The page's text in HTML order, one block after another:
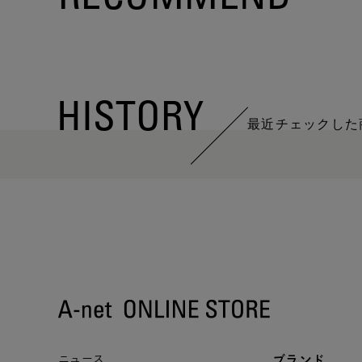
HISTORY 最近チェックした
ニュース